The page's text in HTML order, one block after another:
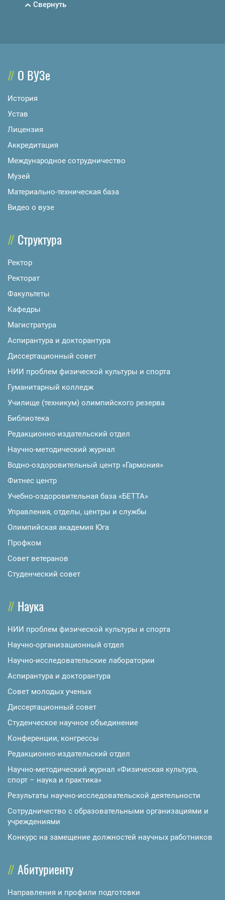
Свернуть
О ВУЗе
История
Устав
Лицензия
Аккредитация
Международное сотрудничество
Музей
Материально-техническая база
Видео о вузе
Структура
Ректор
Ректорат
Факультеты
Кафедры
Магистратура
Аспирантура и докторантура
Диссертационный совет
НИИ проблем физической культуры и спорта
Гуманитарный колледж
Училище (техникум) олимпийского резерва
Библиотека
Редакционно-издательский отдел
Научно-методический журнал
Водно-оздоровительный центр «Гармония»
Фитнес центр
Учебно-оздоровительная база «БЕТТА»
Управления, отделы, центры и службы
Олимпийская академия Юга
Профком
Совет ветеранов
Студенческий совет
Наука
НИИ проблем физической культуры и спорта
Научно-организационный отдел
Научно-исследовательские лаборатории
Аспирантура и докторантура
Совет молодых ученых
Диссертационный совет
Студенческое научное объединение
Конференции, конгрессы
Редакционно-издательский отдел
Научно-методический журнал «Физическая культура,
спорт – наука и практика»
Результаты научно-исследовательской деятельности
Сотрудничество с образовательными организациями и
учреждениями
Конкурс на замещение должностей научных работников
Абитуриенту
Направления и профили подготовки